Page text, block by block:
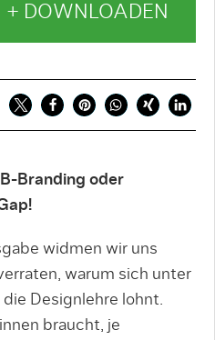
DOWNLOADEN
Branding oder
widmen wir uns
warum sich unter
Designlehre lohnt.
braucht, je